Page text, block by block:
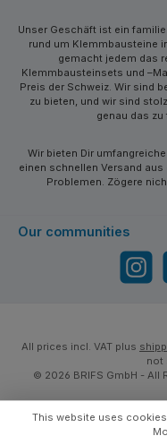
Unser Geschäft ist ein
rund um Klemmbausteine
gemacht jedem das
Klemmbausteinsets und
Preis der Schweiz. Wir sind
zu bieten, und wir sind
genau das
Wir bieten Dir
einen schnellen Versand
Problemen. Zögere
Our communities
Instagram
All prices incl. VAT plus
not
© 2026 BRIFS GmbH - All
This website uses